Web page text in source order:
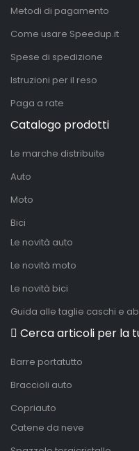
Metodi di pagamento
Come usare Speedup.it
Spese di spedizione
Istruzioni per il reso
Paga a rate
Catalogo prodotti
Le marche distribuite
Auto
Moto
Bici
Le novità auto
Le novità moto
Le novità bici
Guida alle taglie caschi e
Cerca articoli per la
Barre portatutto
Braccioli auto
Copriauto
Catene da neve